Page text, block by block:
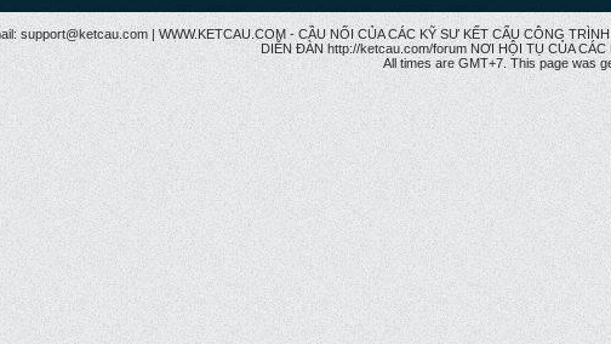
support@ketcau.com | WWW.KETCAU.COM - CẦU NỐI CỦA CÁC KỸ SƯ KẾT CẤU CÔNG
DIỄN ĐÀN http://ketcau.com/forum NƠI HỘI TỤ CỦA CÁC
All times are GMT+7. This page was